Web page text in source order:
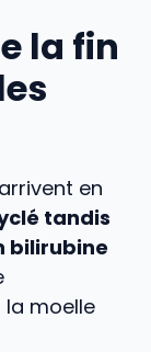
la fin
en
tandis
bilirubine
moelle